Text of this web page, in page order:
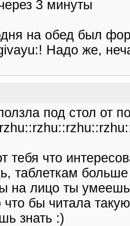
3 минуты
на обед был
Надо же,
под стол от
тебя что
таблеткам
на лицо ты
бы читала
знать :)